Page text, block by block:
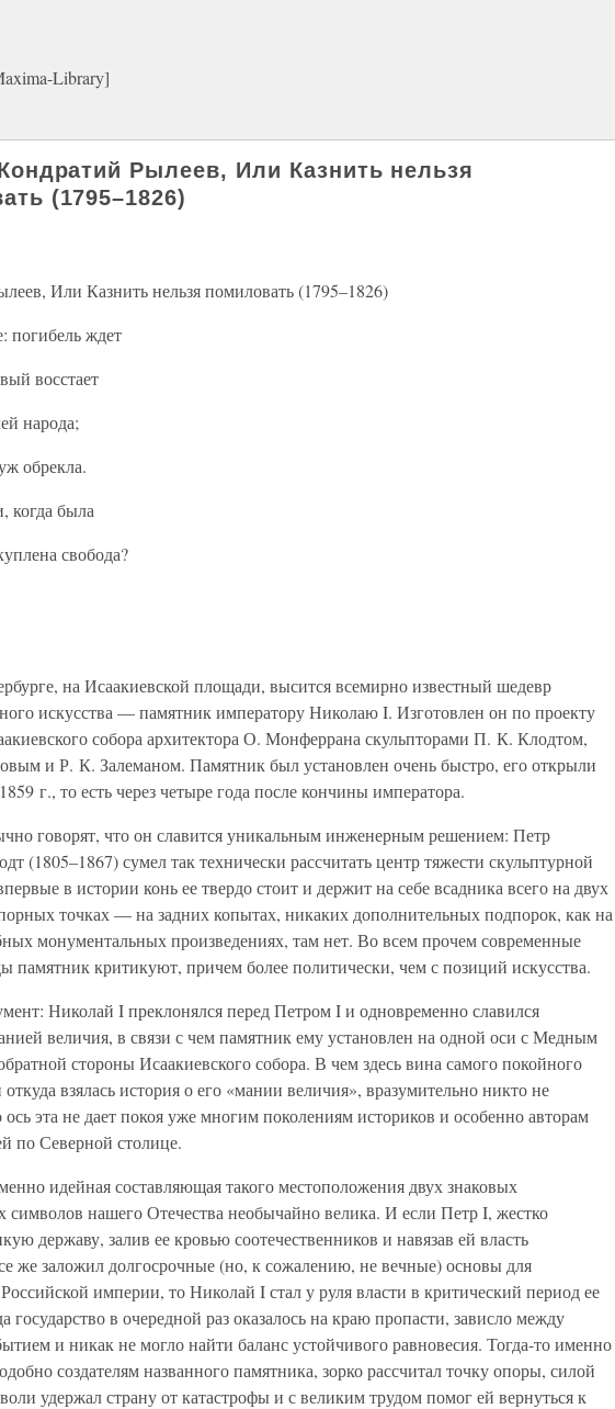
Library]
Рылеев, Или Казнить нельзя
(1795–1826)
Или Казнить нельзя помиловать (1795–1826)
погибель ждет
восстает
народа;
обрекла.
когда была
свобода?
на Исаакиевской площади, высится всемирно известный шедевр
искусства — памятник императору Николаю I. Изготовлен он по проекту
собора архитектора О. Монферрана скульпторами П. К. Клодтом,
и Р. К. Залеманом. Памятник был установлен очень быстро, его открыли
г., то есть через четыре года после кончины императора.
говорят, что он славится уникальным инженерным решением: Петр
(1805–1867) сумел так технически рассчитать центр тяжести скульптурной
в истории конь ее твердо стоит и держит на себе всадника всего на двух
точках — на задних копытах, никаких дополнительных подпорок, как на
монументальных произведениях, там нет. Во всем прочем современные
памятник критикуют, причем более политически, чем с позиций искусства.
Николай I преклонялся перед Петром I и одновременно славился
величия, в связи с чем памятник ему установлен на одной оси с Медным
стороны Исаакиевского собора. В чем здесь вина самого покойного
взялась история о его «мании величия», вразумительно никто не
ось эта не дает покоя уже многим поколениям историков и особенно авторам
по Северной столице.
идейная составляющая такого местоположения двух знаковых
символов нашего Отечества необычайно велика. И если Петр I, жестко
державу, залив ее кровью соотечественников и навязав ей власть
же заложил долгосрочные (но, к сожалению, не вечные) основы для
империи, то Николай I стал у руля власти в критический период ее
государство в очередной раз оказалось на краю пропасти, зависло между
и никак не могло найти баланс устойчивого равновесия. Тогда-то именно
создателям названного памятника, зорко рассчитал точку опоры, силой
удержал страну от катастрофы и с великим трудом помог ей вернуться к